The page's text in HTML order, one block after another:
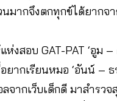
มากจึงตกทุกข์ได้ยากจา
ห่งสอบ GAT-PAT ‘อูม
ากเรียนหมอ ‘อันน์ – ธ
จากเว็บเด็กดี มาสำรวจ